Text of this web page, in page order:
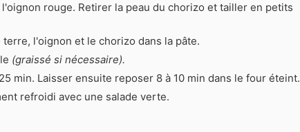
rouge. Retirer la peau du chorizo et tailler en petits
l'oignon et le chorizo dans la pâte.
(graissé si nécessaire).
min. Laisser ensuite reposer 8 à 10 min dans le four éteint.
refroidi avec une salade verte.